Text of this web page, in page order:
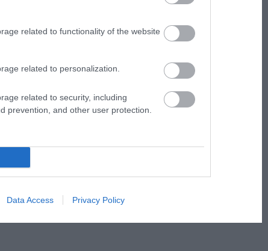
related to functionality of the website
related to personalization.
related to security, including
prevention, and other user protection.
Data Access Privacy Policy